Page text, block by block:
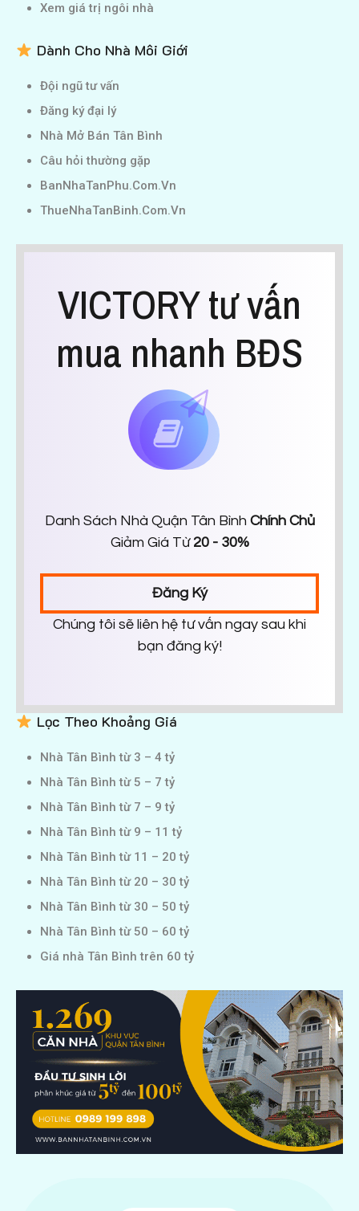
Xem giá trị ngôi nhà
Dành Cho Nhà Môi Giới
Đội ngũ tư vấn
Đăng ký đại lý
Nhà Mở Bán Tân Bình
Câu hỏi thường gặp
BanNhaTanPhu.Com.Vn
ThueNhaTanBinh.Com.Vn
VICTORY tư vấn
mua nhanh BĐS
Danh Sách Nhà Quận Tân Bình Chính Chủ
Giảm Giá Từ 20 - 30%
Đăng Ký
Chúng tôi sẽ liên hệ tư vấn ngay sau khi
bạn đăng ký!
Lọc Theo Khoảng Giá
Nhà Tân Bình từ 3 – 4 tỷ
Nhà Tân Bình từ 5 – 7 tỷ
Nhà Tân Bình từ 7 – 9 tỷ
Nhà Tân Bình từ 9 – 11 tỷ
Nhà Tân Bình từ 11 – 20 tỷ
Nhà Tân Bình từ 20 – 30 tỷ
Nhà Tân Bình từ 30 – 50 tỷ
Nhà Tân Bình từ 50 – 60 tỷ
Giá nhà Tân Bình trên 60 tỷ